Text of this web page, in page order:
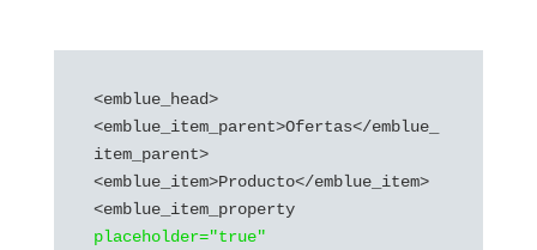
<emblue_head>
<emblue_item_parent>Ofertas</emblue_
item_parent>
<emblue_item>Producto</emblue_item>
placeholder="true"